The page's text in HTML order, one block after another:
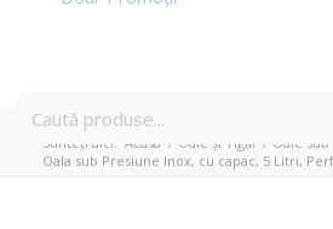
Sunteți aici: Acasa / Oale și Tigăi / Oale sub
Oala sub Presiune Inox, cu capac, 5 Litri,